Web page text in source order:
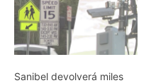
Sanibel devolverá miles